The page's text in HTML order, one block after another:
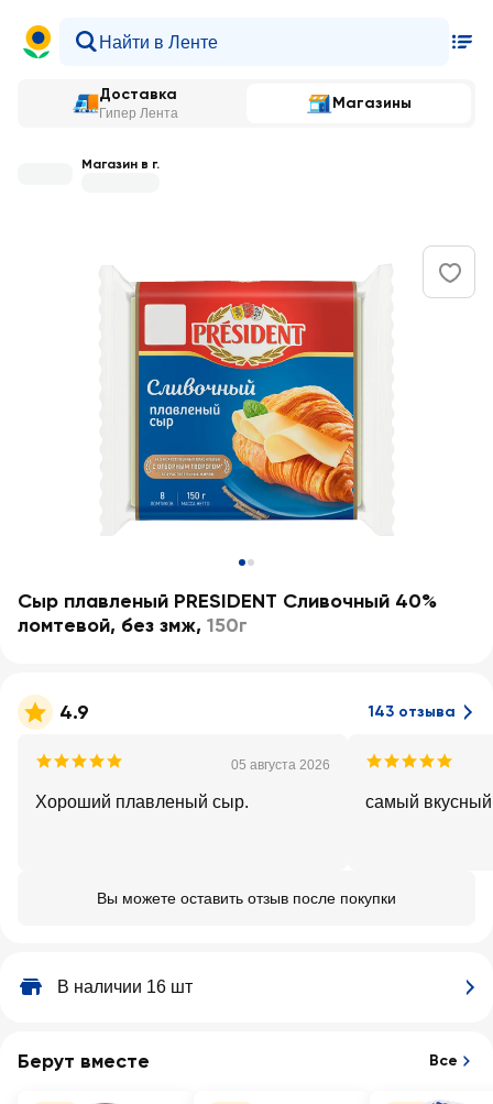
Доставка
Гипер Лента
Магазины
Магазин в г.
Сыр плавленый PRESIDENT Сливочный 40%
ломтевой, без змж, 150г
4.9 143 отзыва
05 августа 2026
Хороший плавленый сыр. самый
Вы можете оставить отзыв после покупки
В наличии 16 шт
Берут вместе Все